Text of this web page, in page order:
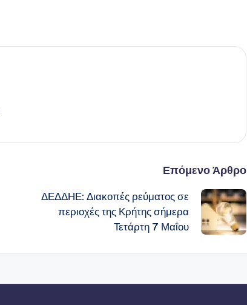
Επόμενο Άρθρο
ΔΕΔΔΗΕ: Διακοπές ρεύματος σε
περιοχές της Κρήτης σήμερα
Τετάρτη 7 Μαΐου